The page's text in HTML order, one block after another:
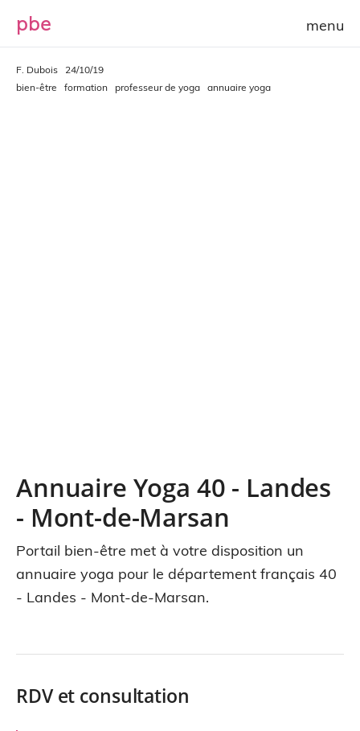
pbe
F. Dubois
24/10/19
bien-être
formation professeur de yoga annuaire yoga
Annuaire Yoga 40 - Landes
- Mont-de-Marsan
Portail bien-être met à votre disposition un
annuaire yoga pour le département français 40
- Landes - Mont-de-Marsan.
RDV et consultation